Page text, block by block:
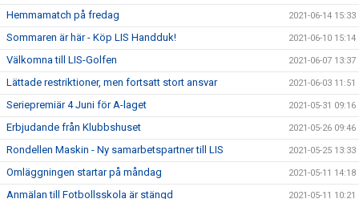
Hemmamatch på fredag 2021-06-14 15:33
Sommaren är här - Köp LIS Handduk! 2021-06-10 15:14
Välkomna till LIS-Golfen 2021-06-07 13:37
Lättade restriktioner, men fortsatt stort ansvar 2021-06-03 11:51
Seriepremiär 4 Juni för A-laget 2021-05-31 09:16
Erbjudande från Klubbshuset 2021-05-26 09:46
Rondellen Maskin - Ny samarbetspartner till LIS 2021-05-25 13:33
Omläggningen startar på måndag 2021-05-11 14:18
Anmälan till Fotbollsskola är stängd 2021-05-11 10:21